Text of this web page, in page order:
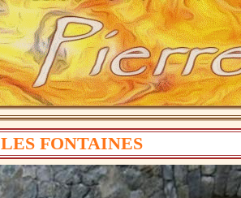
LES FONTAINES